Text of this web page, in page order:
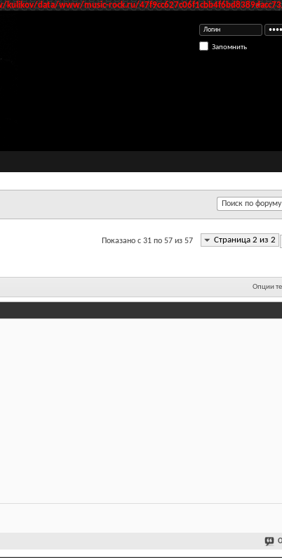
kulikov/data/www/music-rock.ru/
Запомнить
Страница 2 из 2
Показано с 31 по 57 из 57
Опции